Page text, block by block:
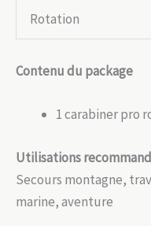
Rotation
Contenu du package
1 carabiner pro
Utilisations
Secours montagne,
marine, aventure